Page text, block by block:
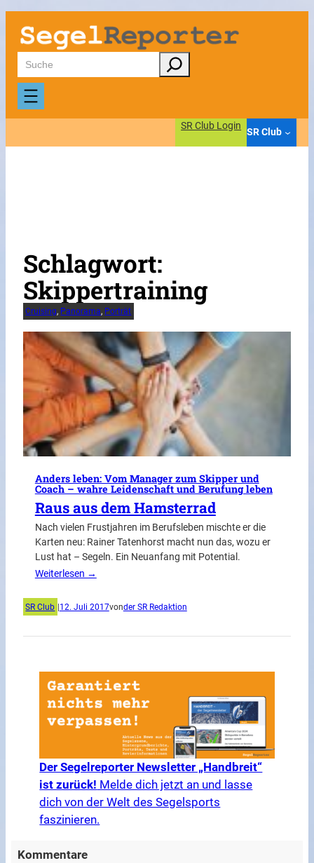
Zum
Inhalt
springen
Suchen
SR Club Login
SR Club
Schlagwort:
Skippertraining
Cruising, Panorama, Porträt
Anders leben: Vom Manager zum Skipper und
Coach – wahre Leidenschaft und Berufung leben
Raus aus dem Hamsterrad
Nach vielen Frustjahren im Berufsleben mischte er die
Karten neu: Rainer Tatenhorst macht nun das, wozu er
Lust hat – Segeln. Ein Neuanfang mit Potential.
Weiterlesen →
SR Club |12. Juli 2017vonder SR Redaktion
Der Segelreporter Newsletter „Handbreit“
ist zurück! Melde dich jetzt an und lasse
dich von der Welt des Segelsports
faszinieren.
Kommentare